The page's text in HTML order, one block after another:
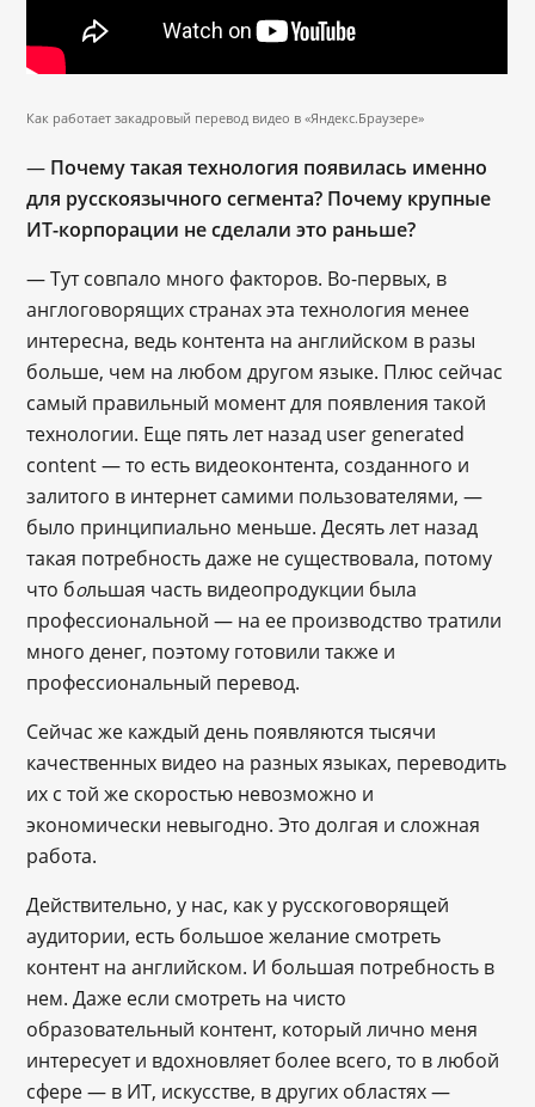
Как работает закадровый перевод видео в «Яндекс.Браузере»
― Почему такая технология появилась именно
для русскоязычного сегмента? Почему крупные
ИТ-корпорации не сделали это раньше?
― Тут совпало много факторов. Во-первых, в
англоговорящих странах эта технология менее
интересна, ведь контента на английском в разы
больше, чем на любом другом языке. Плюс сейчас
самый правильный момент для появления такой
технологии. Еще пять лет назад user generated
content ― то есть видеоконтента, созданного и
залитого в интернет самими пользователями, ―
было принципиально меньше. Десять лет назад
такая потребность даже не существовала, потому
что большая часть видеопродукции была
профессиональной ― на ее производство тратили
много денег, поэтому готовили также и
профессиональный перевод.
Сейчас же каждый день появляются тысячи
качественных видео на разных языках, переводить
их с той же скоростью невозможно и
экономически невыгодно. Это долгая и сложная
работа.
Действительно, у нас, как у русскоговорящей
аудитории, есть большое желание смотреть
контент на английском. И большая потребность в
нем. Даже если смотреть на чисто
образовательный контент, который лично меня
интересует и вдохновляет более всего, то в любой
сфере — в ИТ, искусстве, в других областях ―